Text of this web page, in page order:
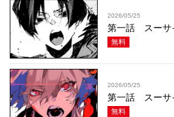
2026/05/25
第一話 スーサ
無料
2026/05/25
第一話 スーサ
無料